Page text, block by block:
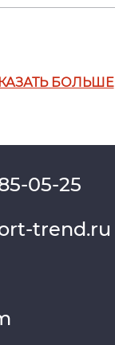
БОЛЬШЕ
05-25
trend.ru